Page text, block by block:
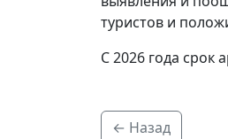
туристов и
С 2026 года срок
← Назад